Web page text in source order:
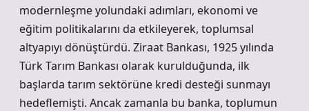
modernleşme yolundaki adımları, ekonomi ve
eğitim politikalarını da etkileyerek, toplumsal
altyapıyı dönüştürdü. Ziraat Bankası, 1925 yılında
Türk Tarım Bankası olarak kurulduğunda, ilk
başlarda tarım sektörüne kredi desteği sunmayı
hedeflemişti. Ancak zamanla bu banka, toplumun